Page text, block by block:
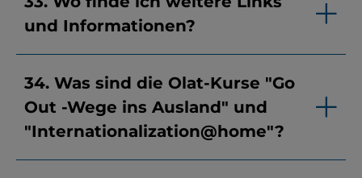
und Informationen?
34. Was sind die Olat-Kurse "Go
Out -Wege ins Ausland" und
"Internationalization@home"?